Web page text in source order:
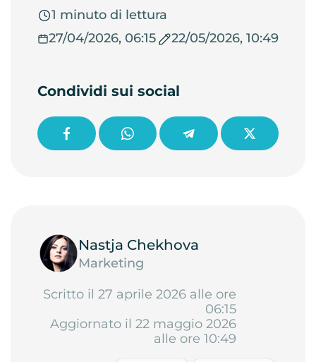
1 minuto di lettura
27/04/2026, 06:15
22/05/2026, 10:49
Condividi sui social
Nastja Chekhova
Marketing
Scritto il 27 aprile 2026 alle ore
06:15
Aggiornato il 22 maggio 2026
alle ore 10:49